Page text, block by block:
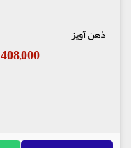
ذهن آویز
408,000 تومان